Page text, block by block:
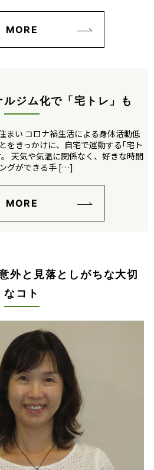
MORE
ジム化で「宅トレ」も
まい コロナ禍生活による身体活動低
をきっかけに、自宅で運動する｢宅ト
天気や気温に関係なく、好きな時間
グができる手 […]
MORE
外と見落としがちな大切
なコト